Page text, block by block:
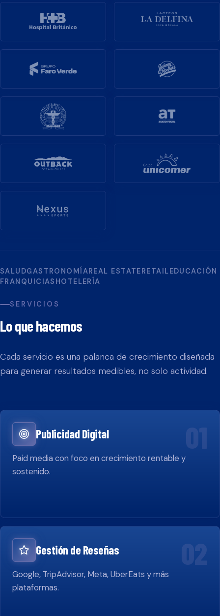
SALUDGASTRONOMÍAREAL ESTATERETAIL EDUCACIÓN
FRANQUICIAS HOTELERÍA
SERVICIOS
Lo que hacemos
Cada servicio es una palanca de crecimiento diseñada
para generar resultados medibles, no solo actividad.
01
Publicidad Digital
Paid media con foco en crecimiento rentable y
sostenido.
02
Gestión de Reseñas
Google, TripAdvisor, Meta, UberEats y más
plataformas.